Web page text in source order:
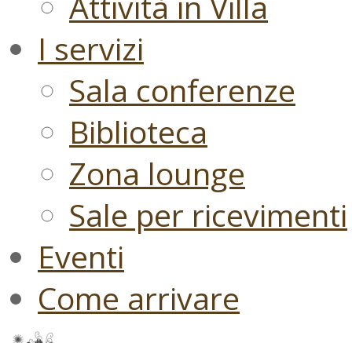
I servizi
Sala conferenze
Biblioteca
Zona lounge
Sale per ricevimenti
Eventi
Come arrivare